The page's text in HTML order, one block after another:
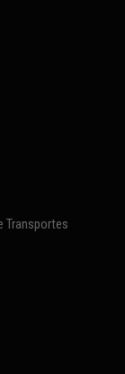
Transportes